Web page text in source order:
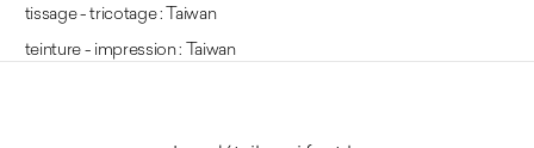
tissage - tricotage : Taiwan
teinture - impression : Taiwan